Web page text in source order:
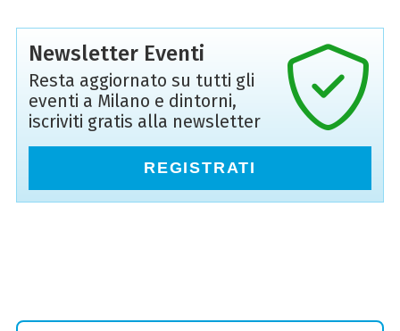
Newsletter Eventi
Resta aggiornato su tutti gli
eventi a Milano e dintorni,
iscriviti gratis alla newsletter
REGISTRATI